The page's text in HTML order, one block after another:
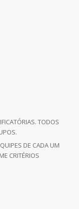
TODOS
DE CADA UM
CRITÉRIOS